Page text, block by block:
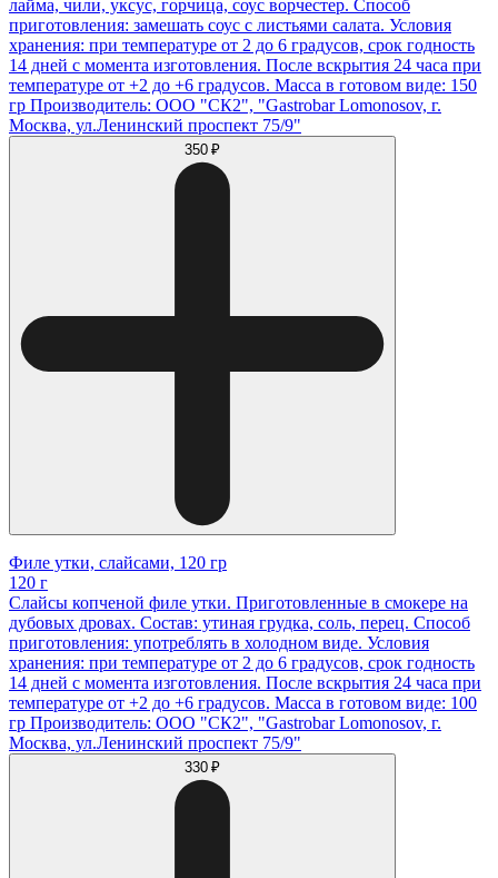
лайма, чили, уксус, горчица, соус ворчестер. Способ
приготовления: замешать соус с листьями салата. Условия
хранения: при температуре от 2 до 6 градусов, срок годность
14 дней с момента изготовления. После вскрытия 24 часа при
температуре от +2 до +6 градусов. Масса в готовом виде: 150
гр Производитель: ООО "СК2", "Gastrobar Lomonosov, г.
Москва, ул.Ленинский проспект 75/9"
350 ₽
Филе утки, слайсами, 120 гр
120 г
Слайсы копченой филе утки. Приготовленные в смокере на
дубовых дровах. Состав: утиная грудка, соль, перец. Способ
приготовления: употреблять в холодном виде. Условия
хранения: при температуре от 2 до 6 градусов, срок годность
14 дней с момента изготовления. После вскрытия 24 часа при
температуре от +2 до +6 градусов. Масса в готовом виде: 100
гр Производитель: ООО "СК2", "Gastrobar Lomonosov, г.
Москва, ул.Ленинский проспект 75/9"
330 ₽